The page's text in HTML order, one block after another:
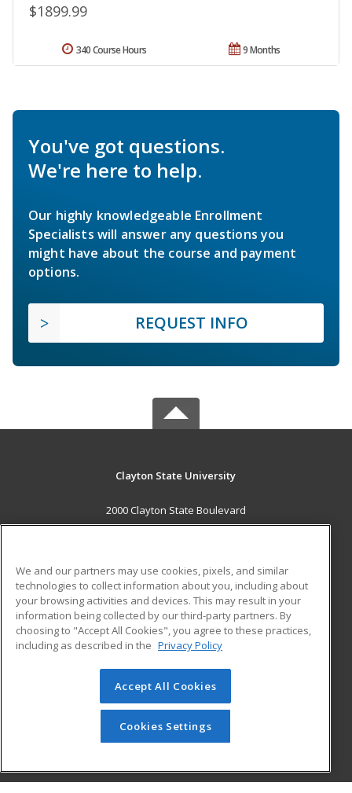
$1899.99
9 Months
340 Course Hours
You've got questions.
We're here to help.
Our highly knowledgeable Enrollment
Specialists will answer any questions you
might have about the course and payment
options.
REQUEST INFO
Clayton State University
2000 Clayton State Boulevard
Morrow, GA 30260 US
Career Training
ADDITIONAL RESOURCES
Military
Financial Assistance
Student Blog
© 2026 ed2go, a division of Cengage Learning. All rights
reserved. The material on this site cannot be reproduced or
redistributed unless you have obtained prior written
We and our partners may use cookies, pixels, and similar
technologies to collect information about you, including about
your browsing activities and devices. This may result in your
information being collected by our third-party partners. By
choosing to "Accept All Cookies", you agree to these practices,
including as described in the Privacy Policy
Accept All Cookies
Cookies Settings